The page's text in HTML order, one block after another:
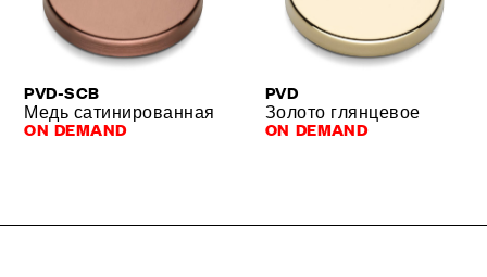
PVD-SCB
Медь сатинированная
ON DEMAND
PVD
Золото глянцевое
ON DEMAND